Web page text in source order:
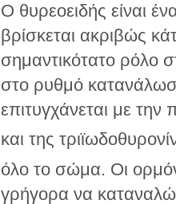
Ο θυρεοειδής είναι
βρίσκεται ακριβώς
σημαντικότατο ρόλο
στο ρυθμό
επιτυγχάνεται με
και της
όλο το σώμα. Οι
γρήγορα να